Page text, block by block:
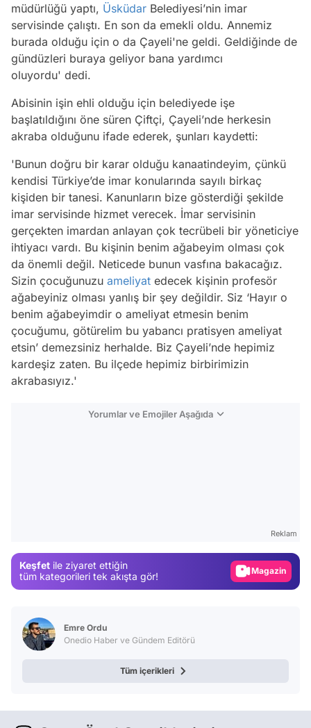
müdürlüğü yaptı, Üsküdar Belediyesi’nin imar
servisinde çalıştı. En son da emekli oldu. Annemiz
burada olduğu için o da Çayeli'ne geldi. Geldiğinde de
gündüzleri buraya geliyor bana yardımcı
oluyordu' dedi.
Abisinin işin ehli olduğu için belediyede işe
başlatıldığını öne süren Çiftçi, Çayeli’nde herkesin
akraba olduğunu ifade ederek, şunları kaydetti:
'Bunun doğru bir karar olduğu kanaatindeyim, çünkü
kendisi Türkiye’de imar konularında sayılı birkaç
kişiden bir tanesi. Kanunların bize gösterdiği şekilde
imar servisinde hizmet verecek. İmar servisinin
gerçekten imardan anlayan çok tecrübeli bir yöneticiye
ihtiyacı vardı. Bu kişinin benim ağabeyim olması çok
da önemli değil. Neticede bunun vasfına bakacağız.
Sizin çocuğunuzu ameliyat edecek kişinin profesör
ağabeyiniz olması yanlış bir şey değildir. Siz ‘Hayır o
benim ağabeyimdir o ameliyat etmesin benim
çocuğumu, götürelim bu yabancı pratisyen ameliyat
etsin’ demezsiniz herhalde. Biz Çayeli’nde hepimiz
kardeşiz zaten. Bu ilçede hepimiz birbirimizin
akrabasıyız.'
Yorumlar ve Emojiler Aşağıda
Reklam
Keşfet ile ziyaret ettiğin
tüm kategorileri tek akışta gör!
Magazin
Emre Ordu
Onedio Haber ve Gündem Editörü
Tüm içerikleri